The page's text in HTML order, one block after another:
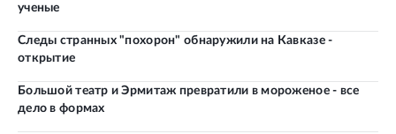
ученые
Следы странных "похорон" обнаружили на Кавказе -
открытие
Большой театр и Эрмитаж превратили в мороженое - все
дело в формах